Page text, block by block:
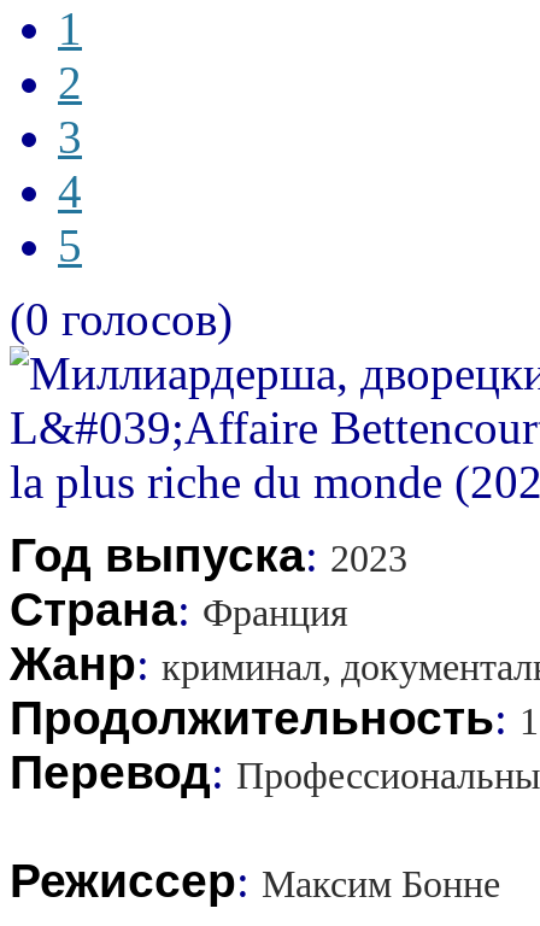
1
2
3
4
5
(0 голосов)
Год выпуска: 2023
Страна: Франция
Жанр: криминал,
Продолжительность:
Перевод:
Режиссер: Максим Бонне